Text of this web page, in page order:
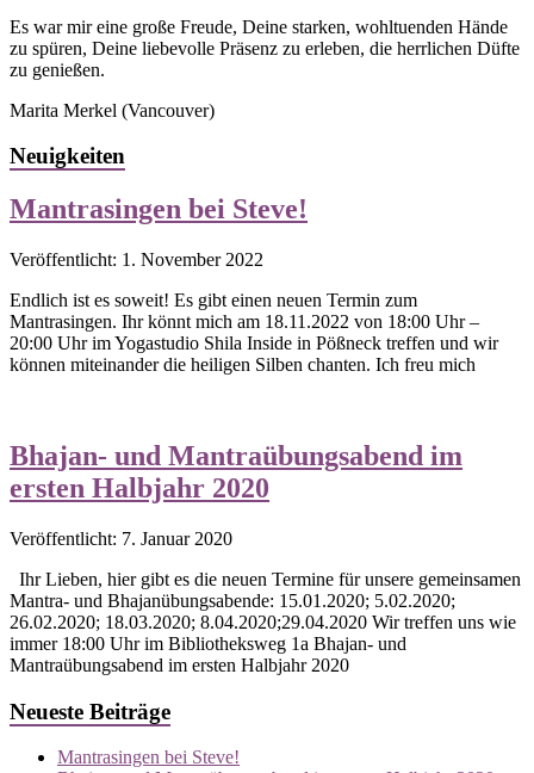
Es war mir eine große Freude, Deine starken, wohltuenden Hände
zu spüren, Deine liebevolle Präsenz zu erleben, die herrlichen Düfte
zu genießen.
Marita Merkel (Vancouver)
Neuigkeiten
Mantrasingen bei Steve!
Veröffentlicht: 1. November 2022
Endlich ist es soweit! Es gibt einen neuen Termin zum
Mantrasingen. Ihr könnt mich am 18.11.2022 von 18:00 Uhr –
20:00 Uhr im Yogastudio Shila Inside in Pößneck treffen und wir
können miteinander die heiligen Silben chanten. Ich freu mich
Bhajan- und Mantraübungsabend im
ersten Halbjahr 2020
Veröffentlicht: 7. Januar 2020
Ihr Lieben, hier gibt es die neuen Termine für unsere gemeinsamen
Mantra- und Bhajanübungsabende: 15.01.2020; 5.02.2020;
26.02.2020; 18.03.2020; 8.04.2020;29.04.2020 Wir treffen uns wie
immer 18:00 Uhr im Bibliotheksweg 1a Bhajan- und
Mantraübungsabend im ersten Halbjahr 2020
Neueste Beiträge
Mantrasingen bei Steve!